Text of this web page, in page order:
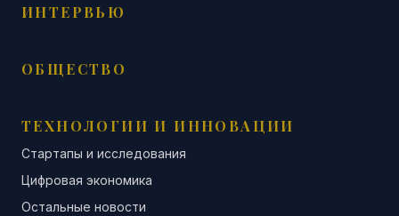
ИНТЕРВЬЮ
ОБЩЕСТВО
ТЕХНОЛОГИИ И ИННОВАЦИИ
Стартапы и исследования
Цифровая экономика
Остальные новости